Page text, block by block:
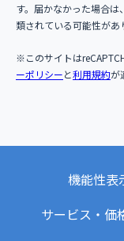
す。届かなかった場合
類されている可能性があ
※このサイトは
ーポリシーと利用規約が
機能性表
サービス・価